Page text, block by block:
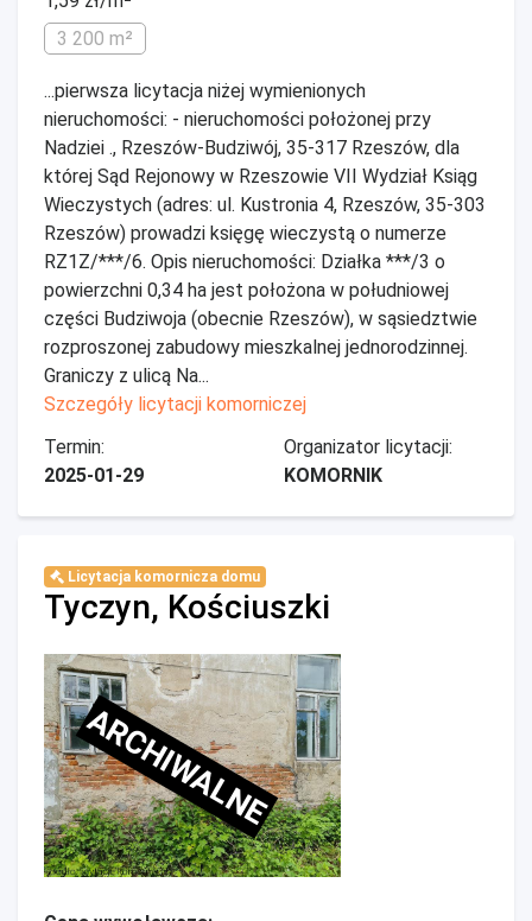
3 200 m²
...pierwsza licytacja niżej wymienionych
nieruchomości: - nieruchomości położonej przy
Nadziei ., Rzeszów-Budziwój, 35-317 Rzeszów, dla
której Sąd Rejonowy w Rzeszowie VII Wydział Ksiąg
Wieczystych (adres: ul. Kustronia 4, Rzeszów, 35-303
Rzeszów) prowadzi księgę wieczystą o numerze
RZ1Z/***/6. Opis nieruchomości: Działka ***/3 o
powierzchni 0,34 ha jest położona w południowej
części Budziwoja (obecnie Rzeszów), w sąsiedztwie
rozproszonej zabudowy mieszkalnej jednorodzinnej.
Graniczy z ulicą Na...
Szczegóły licytacji komorniczej
Termin:
2025-01-29
Organizator licytacji:
KOMORNIK
Licytacja komornicza domu
Tyczyn, Kościuszki
ARCHIWALNE